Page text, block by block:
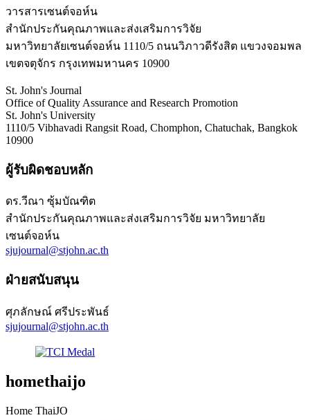
วารสารเซนต์จอห์น
สำนักประกันคุณภาพและส่งเสริมการวิจัย
มหาวิทยาลัยเซนต์จอห์น 1110/5 ถนนวิภาวดีรังสิต แขวงจอมพล
เขตจตุจักร กรุงเทพมหานคร 10900
St. John's Journal
Office of Quality Assurance and Research Promotion
St. John's University
1110/5 Vibhavadi Rangsit Road, Chomphon, Chatuchak, Bangkok
10900
ผู้รับผิดชอบหลัก
ดร.วีณา ซุ้มบัณฑิต
สำนักประกันคุณภาพและส่งเสริมการวิจัย มหาวิทยาลัย
เซนต์จอห์น
sjujournal@stjohn.ac.th
ฝ่ายสนับสนุน
ศุภลักษณ์ ศรีประพันธ์
sjujournal@stjohn.ac.th
homethaijo
Home ThaiJO